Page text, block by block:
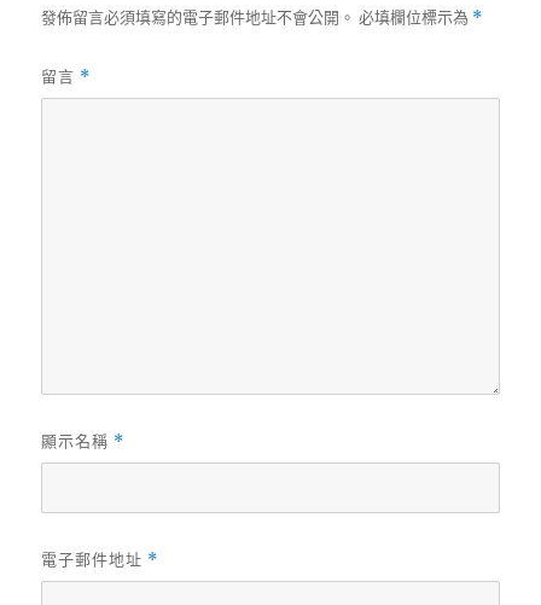
發佈留言必須填寫的電子郵件地址不會公開。 必填欄位標示為 *
留言 *
顯示名稱 *
電子郵件地址 *